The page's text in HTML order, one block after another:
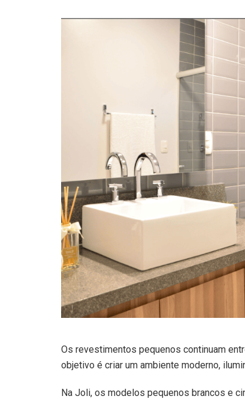
Os revestimentos pequenos continuam
objetivo é criar um ambiente moderno,
Na Joli, os modelos pequenos brancos e